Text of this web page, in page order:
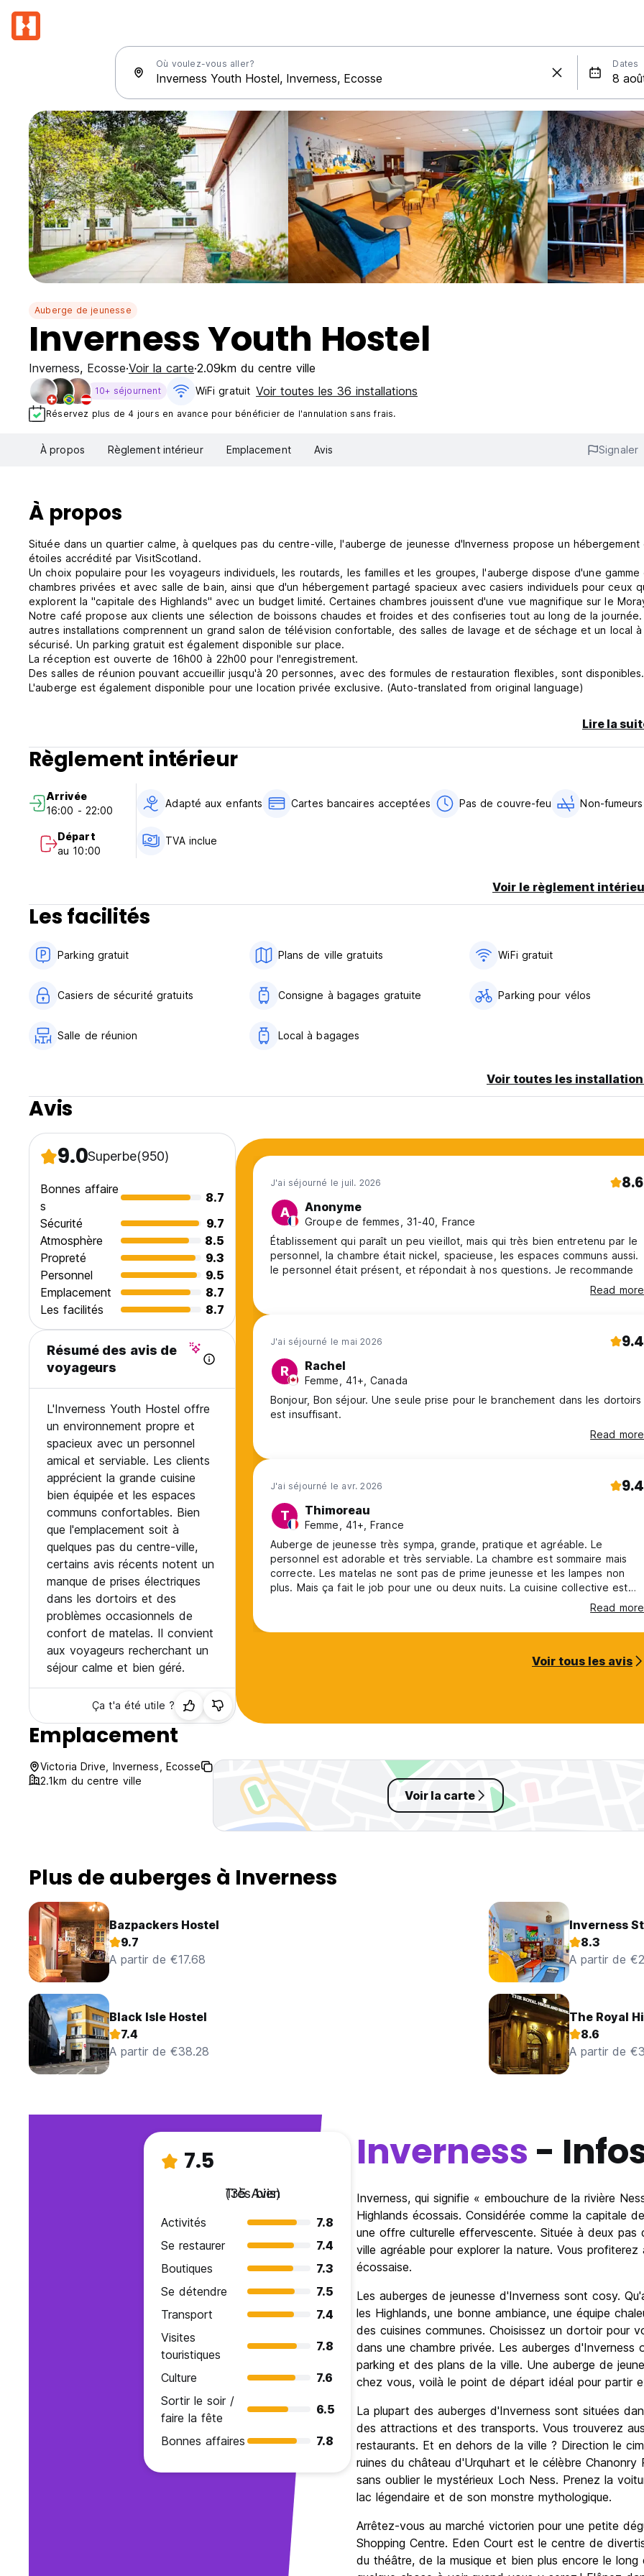
Où voulez-vous aller? Dates
Auberge de jeunesse
Inverness Youth Hostel
Inverness, Ecosse Voir la carte 2.09km du centre ville
10+ séjournent WiFi gratuit Voir toutes les 36 installations
Réservez plus de 4 jours en avance pour bénéficier de l'annulation sans frais.
À propos Règlement intérieur Emplacement Avis Signaler
À propos
Située dans un quartier calme, à quelques pas du centre-ville, l'auberge de jeunesse d'Inverness propose un hébergement
étoiles accrédité par VisitScotland.
Un choix populaire pour les voyageurs individuels, les routards, les familles et les groupes, l'auberge dispose d'une gamme
chambres privées et avec salle de bain, ainsi que d'un hébergement partagé spacieux avec casiers individuels pour ceux
explorent la "capitale des Highlands" avec un budget limité. Certaines chambres jouissent d'une vue magnifique sur le
Notre café propose aux clients une sélection de boissons chaudes et froides et des confiseries tout au long de la journée.
autres installations comprennent un grand salon de télévision confortable, des salles de lavage et de séchage et un local
sécurisé. Un parking gratuit est également disponible sur place.
La réception est ouverte de 16h00 à 22h00 pour l'enregistrement.
Des salles de réunion pouvant accueillir jusqu'à 20 personnes, avec des formules de restauration flexibles, sont disponibles.
L'auberge est également disponible pour une location privée exclusive. (Auto-translated from original language)
Lire la
Règlement intérieur
Arrivée
16:00 - 22:00
Départ
au 10:00
Adapté aux enfants Cartes bancaires acceptées Pas de couvre-feu Non-fumeurs
TVA inclue
Voir le règlement
Les facilités
Parking gratuit Plans de ville gratuits WiFi gratuit
Casiers de sécurité gratuits Consigne à bagages gratuite Parking pour vélos
Salle de réunion Local à bagages
Voir toutes les
Avis
9.0Superbe(950)
Bonnes affaire
s
8.7
Sécurité
9.7
Atmosphère
8.5
Propreté
9.3
Personnel
9.5
Emplacement
8.7
Les facilités
8.7
Résumé des avis de
voyageurs
L'Inverness Youth Hostel offre
un environnement propre et
spacieux avec un personnel
amical et serviable. Les clients
apprécient la grande cuisine
bien équipée et les espaces
communs confortables. Bien
que l'emplacement soit à
quelques pas du centre-ville,
certains avis récents notent un
manque de prises électriques
dans les dortoirs et des
problèmes occasionnels de
confort de matelas. Il convient
aux voyageurs recherchant un
séjour calme et bien géré.
Ça t'a été utile ?
J'ai séjourné le juil. 2026 8.6
A Anonyme
Groupe de femmes, 31-40, France
Établissement qui paraît un peu vieillot, mais qui très bien entretenu par le
personnel, la chambre était nickel, spacieuse, les espaces communs aussi.
le personnel était présent, et répondait à nos questions. Je recommande
Read more
J'ai séjourné le mai 2026 9.4
R Rachel
Femme, 41+, Canada
Bonjour, Bon séjour. Une seule prise pour le branchement dans les dortoirs
est insuffisant.
Read more
J'ai séjourné le avr. 2026 9.4
T Thimoreau
Femme, 41+, France
Auberge de jeunesse très sympa, grande, pratique et agréable. Le
personnel est adorable et très serviable. La chambre est sommaire mais
correcte. Les matelas ne sont pas de prime jeunesse et les lampes non
plus. Mais ça fait le job pour une ou deux nuits. La cuisine collective est
très pratique, les espaces salon sont chaleureux. Je recommande cetRead more
Voir tous les avis
Emplacement
Victoria Drive, Inverness, Ecosse
2.1km du centre ville
Voir la carte
Plus de auberges à Inverness
Bazpackers Hostel
9.7
A partir de €17.68
Inverness
8.3
A partir de
Black Isle Hostel
7.4
A partir de €38.28
The Royal
8.6
A partir de
7.5
Très bien
(35 Avis)
Activités
7.8
Se restaurer
7.4
Boutiques
7.3
Se détendre
7.5
Transport
7.4
Visites
touristiques
7.8
Culture
7.6
Sortir le soir /
faire la fête
6.5
Bonnes affaires 7.8
Inverness -
Inverness, qui signifie « embouchure de la rivière
Highlands écossais. Considérée comme la capitale
une offre culturelle effervescente. Située à deux
ville agréable pour explorer la nature. Vous
écossaise.
Les auberges de jeunesse d'Inverness sont cosy.
les Highlands, une bonne ambiance, une équipe
des cuisines communes. Choisissez un dortoir pour
dans une chambre privée. Les auberges
parking et des plans de la ville. Une auberge de
chez vous, voilà le point de départ idéal pour partir
La plupart des auberges d'Inverness sont situées
des attractions et des transports. Vous trouverez
restaurants. Et en dehors de la ville ? Direction le
ruines du château d'Urquhart et le célèbre
sans oublier le mystérieux Loch Ness. Prenez la
lac légendaire et de son monstre mythologique.
Arrêtez-vous au marché victorien pour une petite
Shopping Centre. Eden Court est le centre de
du théâtre, de la musique et bien plus encore le